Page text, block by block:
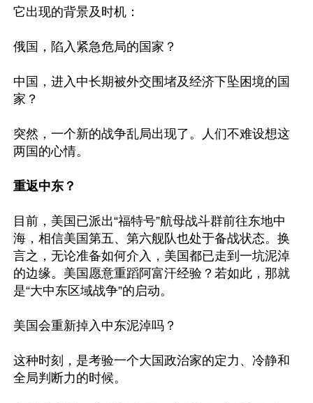
它出现的背景及时机：
俄国，陷入紧急危局的国家？
中国，进入中长期被外交围堵及经济下坠困境的国
家？
突然，一个新的战争乱局出现了。人们不难设想这
两国的心情。
重返中东？
目前，美国已派出“福特号”航母战斗群前往东地中
海，相信美国第五、第六舰队也处于备战状态。换
言之，无论准备如何介入，美国都已走到一坑泥淖
的边缘。美国愿意重蹈阿富汗经验？若如此，那就
是“大中东区域战争”的启动。
美国会重新掉入中东泥淖吗？
这种时刻，是考验一个大国政治家的定力、冷静和
全局判断力的时候。